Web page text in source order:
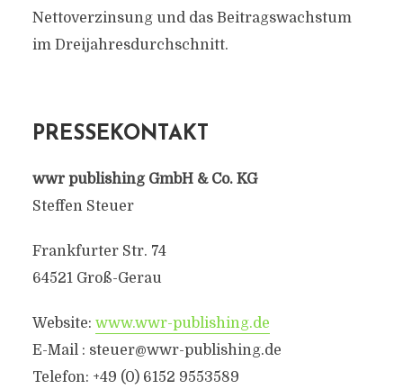
Nettoverzinsung und das Beitragswachstum
im Dreijahresdurchschnitt.
PRESSEKONTAKT
wwr publishing GmbH & Co. KG
Steffen Steuer
Frankfurter Str. 74
64521 Groß-Gerau
Website: www.wwr-publishing.de
E-Mail : steuer@wwr-publishing.de
Telefon: +49 (0) 6152 9553589